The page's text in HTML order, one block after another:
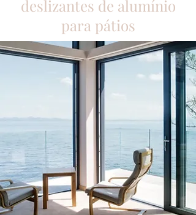
deslizantes de alumínio
para pátios